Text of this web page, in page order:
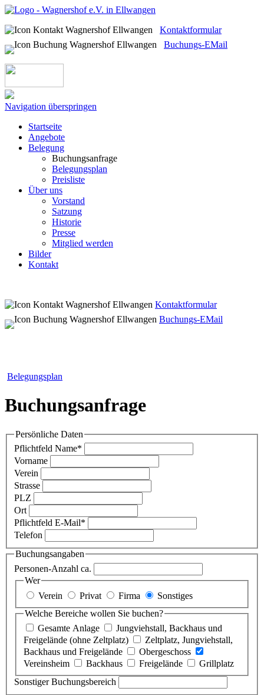
Kontaktformular
Buchungs-EMail
Navigation überspringen
Startseite
Angebote
Belegung
Buchungsanfrage
Belegungsplan
Preisliste
Über uns
Vorstand
Satzung
Historie
Presse
Mitglied werden
Bilder
Kontakt
Kontaktformular
Buchungs-EMail
Belegungsplan
Buchungsanfrage
Persönliche Daten
Pflichtfeld Name*
Vorname
Verein
Strasse
PLZ
Ort
Pflichtfeld E-Mail*
Telefon
Buchungsangaben
Personen-Anzahl ca.
Wer
Verein
Privat Firma
Sonstiges
Welche Bereiche wollen Sie buchen?
Gesamte Anlage
Jungviehstall, Backhaus und
Freigelände (ohne Zeltplatz)
Zeltplatz, Jungviehstall,
Backhaus und Freigelände
Obergeschoss
Vereinsheim
Backhaus Freigelände
Grillplatz
Sonstiger Buchungsbereich